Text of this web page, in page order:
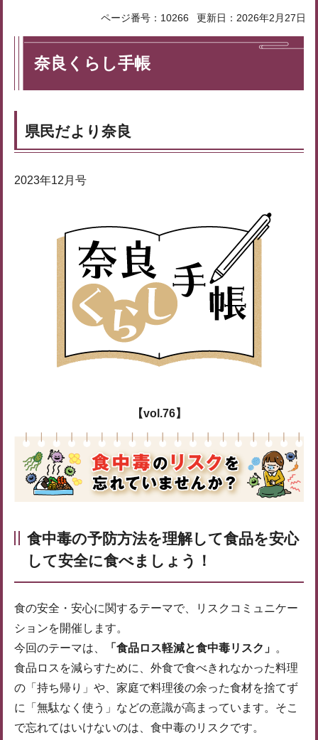
ページ番号：10266 更新日：2026年2月27日
奈良くらし手帳
県民だより奈良
2023年12月号
【vol.76】
食中毒の予防方法を理解して食品を安心
して安全に食べましょう！
食の安全・安心に関するテーマで、リスクコミュニケー
ションを開催します。
今回のテーマは、
「食品ロス軽減と食中毒リスク」 。
食品ロスを減らすために、外食で食べきれなかった料理
の「持ち帰り」や、家庭で料理後の余った食材を捨てず
に「無駄なく使う」などの意識が高まっています。そこ
で忘れてはいけないのは、食中毒のリスクです。